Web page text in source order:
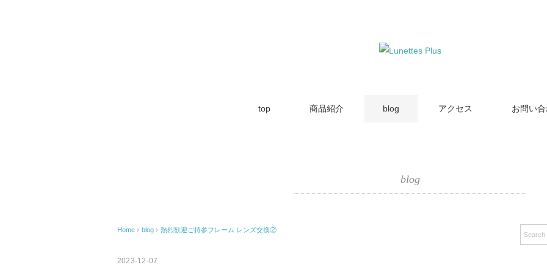
top 商品紹介 blog アクセス お問い
blog
Home › blog › 熱烈歓迎ご持参フレーム レンズ交換②
2023-12-07